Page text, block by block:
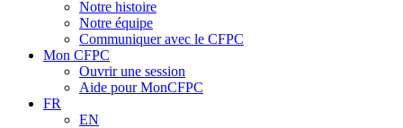
Notre histoire
Notre équipe
Communiquer avec le CFPC
Mon CFPC
Ouvrir une session
Aide pour MonCFPC
FR
EN